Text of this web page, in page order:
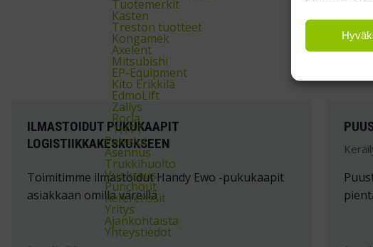
Tuotemerkit
Kasten
Treston tuotteet
Kongamek
Axelent
Mitsubishi
EP-Equipment
Kito Erikkilä
EdmoLift
Zallys
Rocla
THTT
Palvelut
Asennus
Trukkihuolto
Vuokraus
Punchout
Referenssit
Yritys
Ajankohtaista
Yhteystiedot
ILMASTOIDUT PUKUKAAPIT
LOGISTIIKKAKESKUKSEEN
Toimitimme ilmastoidut Handy Ewo -pukukaapit
asiakkaan omilla väreillä